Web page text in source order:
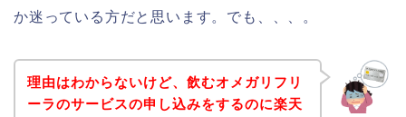
か迷っている方だと思います。でも、、、。
理由はわからないけど、飲むオメガリフリ
ーラのサービスの申し込みをするのに楽天